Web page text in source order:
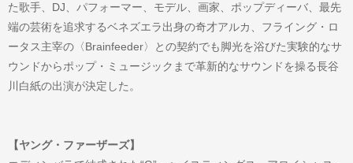
た歌手、DJ、パフォーマー、モデル、画家、ポップディーバ、最先
端の芸術を追求するベネズエラ出身の奇才アルカ、フライング・ロ
ータス主宰の〈Brainfeeder〉との契約でも脚光を浴びた実験的なサ
ウンドからポップ・ミュージックまで革新的なサウンドを操る長谷
川白紙の出演が決定した。
【ヤング・ファーザーズ】